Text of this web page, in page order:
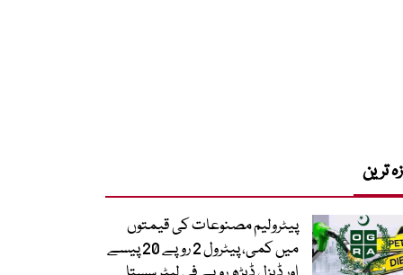
ترین
پیٹرولیم مصنوعات کی قیمتوں
میں کمی، پیٹرول 2 روپے 20 پیسے